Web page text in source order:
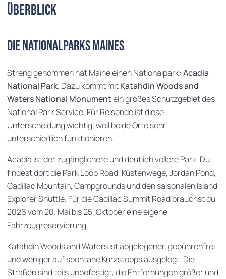
Überblick
Die Nationalparks Maines
Streng genommen hat Maine einen Nationalpark: Acadia
National Park. Dazu kommt mitKatahdin Woods and
Waters National Monumentein großes Schutzgebiet des
National Park Service. Für Reisende ist diese
Unterscheidung wichtig, weil beide Orte sehr
unterschiedlich funktionieren.
Acadia ist der zugänglichere und deutlich vollere Park. Du
findest dort die Park Loop Road, Küstenwege, Jordan Pond,
Cadillac Mountain, Campgrounds und den saisonalen Island
Explorer Shuttle. Für die Cadillac Summit Road brauchst du
2026 vom 20. Mai bis 25. Oktober eine eigene
Fahrzeugreservierung.
Katahdin Woods and Waters ist abgelegener, gebührenfrei
und weniger auf spontane Kurzstopps ausgelegt. Die
Straßen sind teils unbefestigt, die Entfernungen größer und